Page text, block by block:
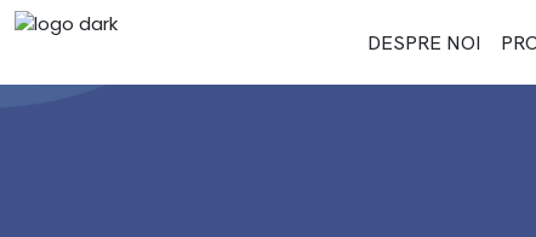
DESPRE NOI